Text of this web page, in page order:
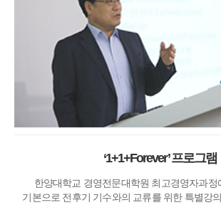
‘1+1+Forever’ 프로그램
한양대학교 경영전문대학원 최고경영자과정
기본으로 전후기 기수와의 교류를 위한 특별강